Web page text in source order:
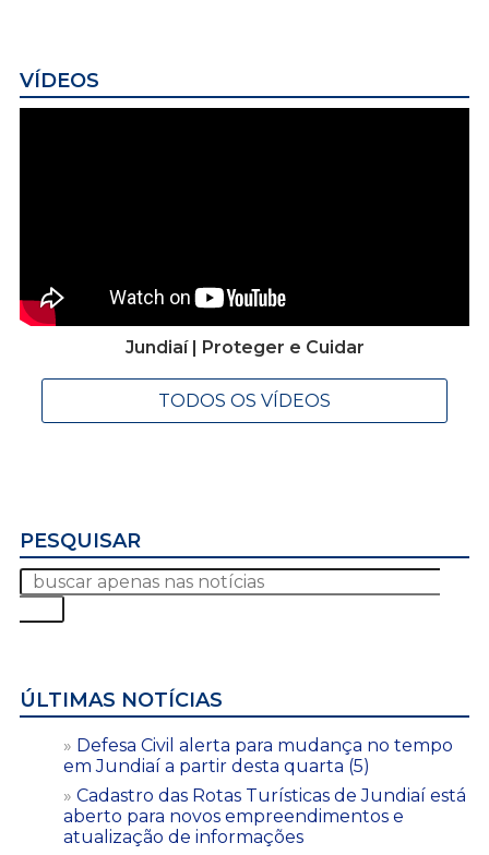
VÍDEOS
Jundiaí | Proteger e Cuidar
TODOS OS VÍDEOS
PESQUISAR
ÚLTIMAS NOTÍCIAS
Defesa Civil alerta para mudança no tempo
em Jundiaí a partir desta quarta (5)
Cadastro das Rotas Turísticas de Jundiaí está
aberto para novos empreendimentos e
atualização de informações